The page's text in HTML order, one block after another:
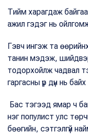
Тийм харагдаж
ажил гэдэг нь
Гэвч ингэж та
танин мэдэж,
тодорхойлж чадвал
гаргасны үр дүн нь
Бас тэгээд ямар ч
нэг популист улс
бөөгийн, сэтгэлгүй